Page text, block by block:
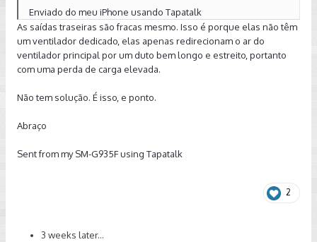
Enviado do meu iPhone usando Tapatalk
As saídas traseiras são fracas mesmo. Isso é porque elas não têm
um ventilador dedicado, elas apenas redirecionam o ar do
ventilador principal por um duto bem longo e estreito, portanto
com uma perda de carga elevada.
Não tem solução. É isso, e ponto.
Abraço
Sent from my SM-G935F using Tapatalk
2
3 weeks later...